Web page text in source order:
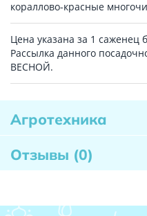
кораллово-красные
Цена указана за 1 саженец
Рассылка данного
ВЕСНОЙ.
Агротехника
Отзывы (0)